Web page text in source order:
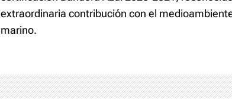
extraordinaria contribución con el
marino.